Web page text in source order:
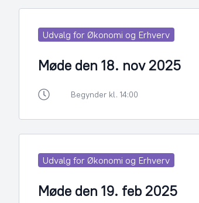
Udvalg for Økonomi og Erhverv
Møde den 18. nov 2025
Begynder kl. 14:00
Udvalg for Økonomi og Erhverv
Møde den 19. feb 2025